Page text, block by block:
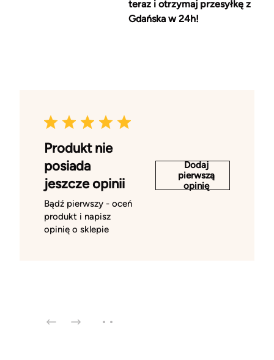
teraz i otrzymaj przesyłkę z
Gdańska w 24h!
Produkt nie
posiada
jeszcze opinii
Bądź pierwszy - oceń
produkt i napisz
opinię o sklepie
Dodaj
pierwszą
opinię